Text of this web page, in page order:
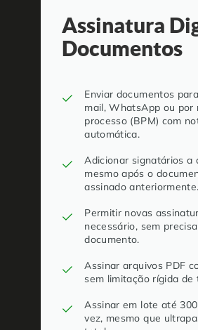
Assinatura
Documentos
Enviar documentos
mail, WhatsApp ou por
processo (BPM) com
automática.
Adicionar signatários a
mesmo após o
assinado anteriormente.
Permitir novas
necessário, sem
documento.
Assinar arquivos PDF
sem limitação rígida de
Assinar em lote até
vez, mesmo que